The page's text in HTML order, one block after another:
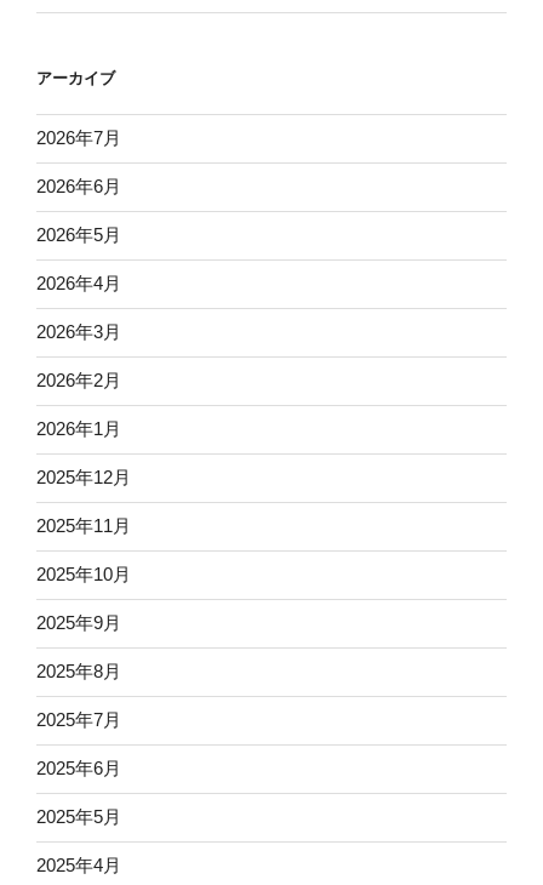
アーカイブ
2026年7月
2026年6月
2026年5月
2026年4月
2026年3月
2026年2月
2026年1月
2025年12月
2025年11月
2025年10月
2025年9月
2025年8月
2025年7月
2025年6月
2025年5月
2025年4月